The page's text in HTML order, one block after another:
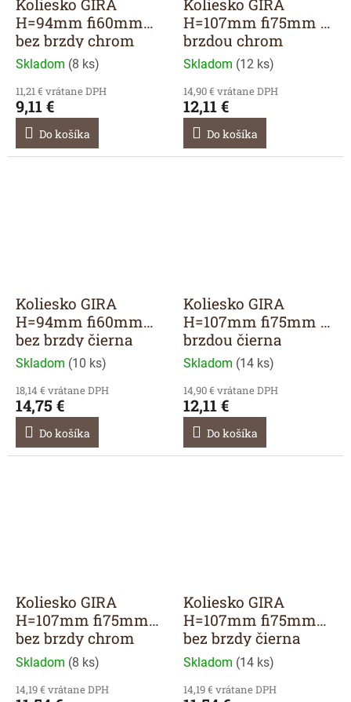
Koliesko GIRA
H=94mm fi60mm
bez brzdy chrom
Skladom (8 ks)
11,21 € vrátane DPH
9,11 €
Do košíka
Koliesko GIRA
H=107mm fi75mm s
brzdou chrom
Skladom (12 ks)
14,90 € vrátane DPH
12,11 €
Do košíka
Koliesko GIRA
H=94mm fi60mm
bez brzdy čierna
Skladom (10 ks)
18,14 € vrátane DPH
14,75 €
Do košíka
Koliesko GIRA
H=107mm fi75mm s
brzdou čierna
Skladom (14 ks)
14,90 € vrátane DPH
12,11 €
Do košíka
Koliesko GIRA
H=107mm fi75mm
bez brzdy chrom
Skladom (8 ks)
14,19 € vrátane DPH
Koliesko GIRA
H=107mm fi75mm
bez brzdy čierna
Skladom (14 ks)
14,19 € vrátane DPH